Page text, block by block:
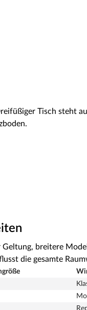
Geltung, breitere
die gesamte